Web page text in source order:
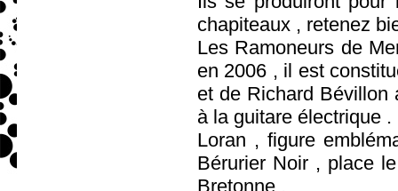
chapiteaux , retenez
Les Ramoneurs de
en 2006 , il est
et de Richard Bévillon
à la guitare électrique .
Loran , figure
Bérurier Noir , place
Bretonne .